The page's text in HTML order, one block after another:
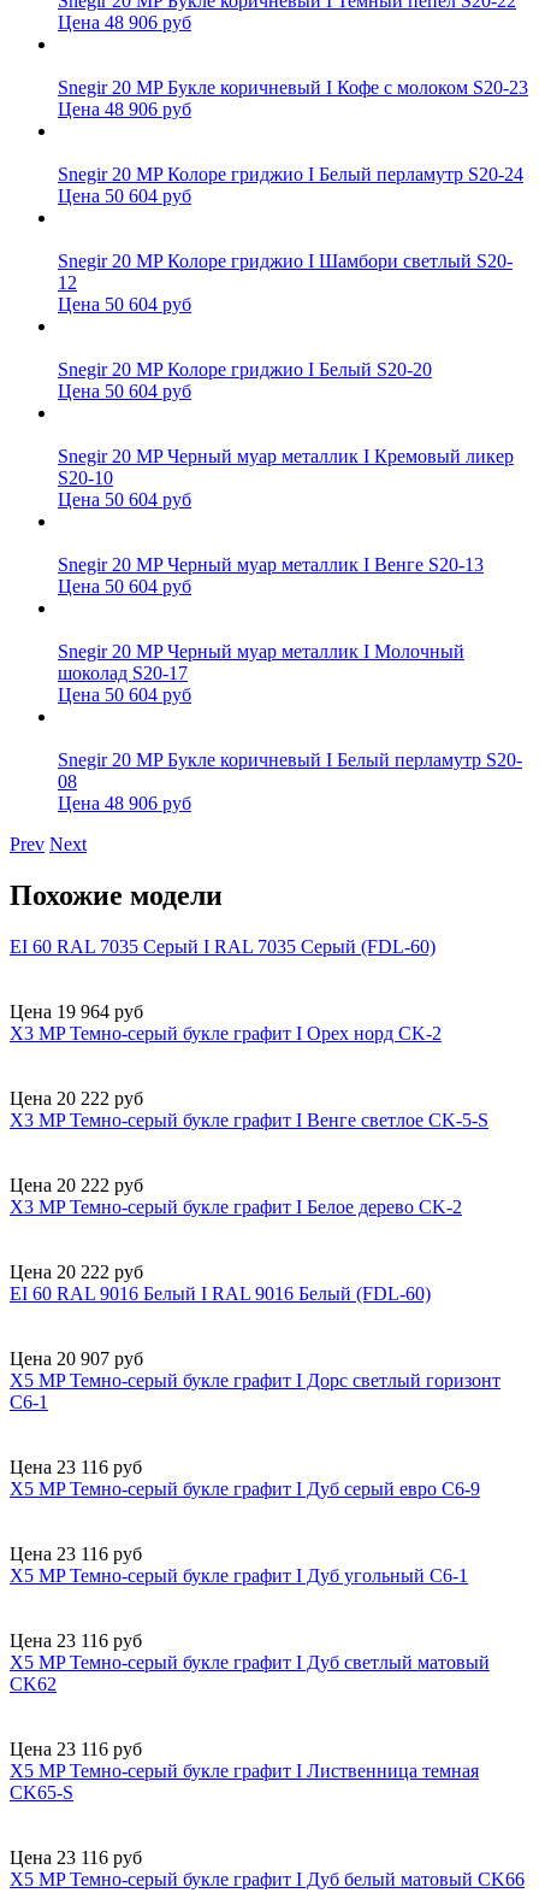
Цена 48 906 руб
Snegir 20 MP Букле коричневый I Кофе с молоком S20-23
Цена 48 906 руб
Snegir 20 MP Колоре гриджио I Белый перламутр S20-24
Цена 50 604 руб
Snegir 20 MP Колоре гриджио I Шамбори светлый S20-
12
Цена 50 604 руб
Snegir 20 MP Колоре гриджио I Белый S20-20
Цена 50 604 руб
Snegir 20 MP Черный муар металлик I Кремовый ликер
S20-10
Цена 50 604 руб
Snegir 20 MP Черный муар металлик I Венге S20-13
Цена 50 604 руб
Snegir 20 MP Черный муар металлик I Молочный
шоколад S20-17
Цена 50 604 руб
Snegir 20 MP Букле коричневый I Белый перламутр S20-
08
Цена 48 906 руб
Prev Next
Похожие модели
EI 60 RAL 7035 Серый I RAL 7035 Серый (FDL-60)
Цена 19 964 руб
X3 MP Темно-серый букле графит I Орех норд CK-2
Цена 20 222 руб
X3 MP Темно-серый букле графит I Венге светлое CK-5-S
Цена 20 222 руб
X3 MP Темно-серый букле графит I Белое дерево CK-2
Цена 20 222 руб
EI 60 RAL 9016 Белый I RAL 9016 Белый (FDL-60)
Цена 20 907 руб
X5 MP Темно-серый букле графит I Дорс светлый горизонт
C6-1
Цена 23 116 руб
X5 MP Темно-серый букле графит I Дуб серый евро C6-9
Цена 23 116 руб
X5 MP Темно-серый букле графит I Дуб угольный C6-1
Цена 23 116 руб
X5 MP Темно-серый букле графит I Дуб светлый матовый
CK62
Цена 23 116 руб
X5 MP Темно-серый букле графит I Лиственница темная
CK65-S
Цена 23 116 руб
X5 MP Темно-серый букле графит I Дуб белый матовый CK66